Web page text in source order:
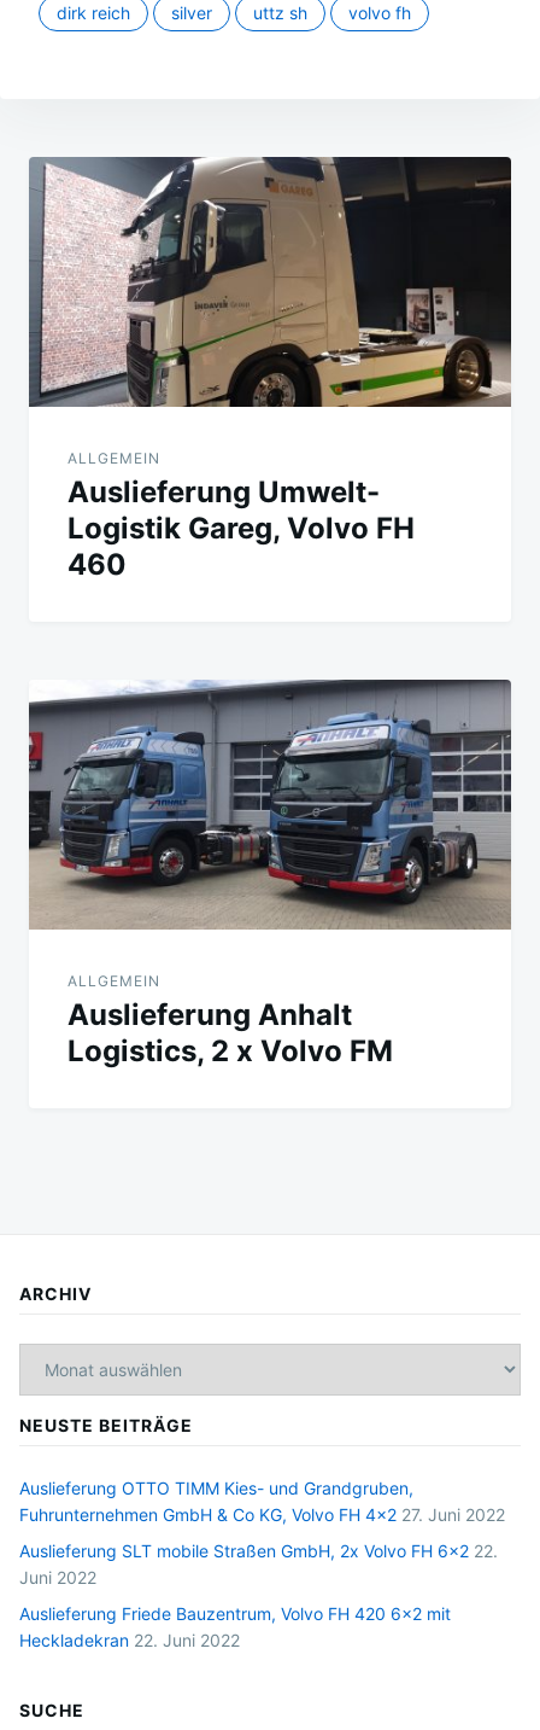
dirk reich silver uttz sh volvo fh
Beitragsnavigation
ALLGEMEIN
Auslieferung Umwelt-
Logistik Gareg, Volvo FH
460
ALLGEMEIN
Auslieferung Anhalt
Logistics, 2 x Volvo FM
ARCHIV
NEUSTE BEITRÄGE
Auslieferung OTTO TIMM Kies- und Grandgruben,
Fuhrunternehmen GmbH & Co KG, Volvo FH 4×2 27. Juni 2022
Auslieferung SLT mobile Straßen GmbH, 2x Volvo FH 6×2 22.
Juni 2022
Auslieferung Friede Bauzentrum, Volvo FH 420 6×2 mit
Heckladekran 22. Juni 2022
SUCHE